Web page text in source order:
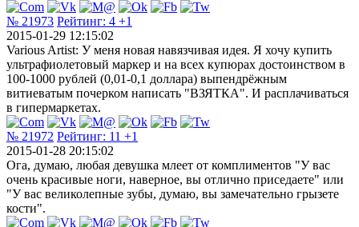
№ 21973 Рейтинг: 4 +1
2015-01-29 12:15:02
Various Artist: У меня новая навязчивая идея. Я хочу купить
ультрафиолетовый маркер и на всех купюрах достоинством в
100-1000 рублей (0,01-0,1 доллара) выпендрёжным
витиеватым почерком написать "ВЗЯТКА". И расплачиваться
в гипермаркетах.
№ 21972 Рейтинг: 11 +1
2015-01-28 20:15:02
Ога, думаю, любая девушка млеет от комплиментов "У вас
очень красивые ноги, наверное, вы отлично приседаете" или
"У вас великолепные зубы, думаю, вы замечательно грызете
кости".